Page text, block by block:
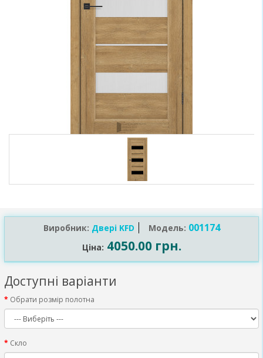
Виробник: Двері KFD Модель: 001174
Ціна: 4050.00 грн.
Доступні варіанти
Обрати розмір полотна
Скло